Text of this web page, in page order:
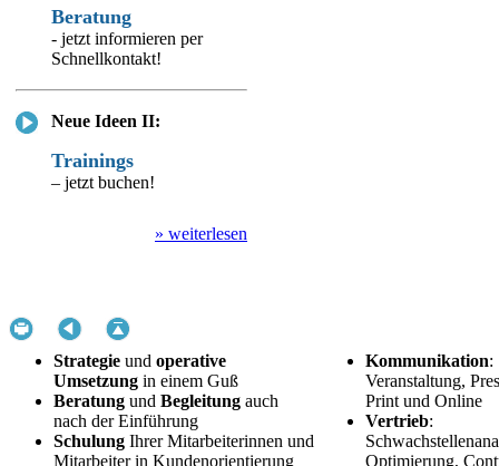
Beratung
- jetzt informieren per
Schnellkontakt!
Neue Ideen II:
Trainings
– jetzt buchen!
» weiterlesen
Strategie und operative
Umsetzung in einem Guß
Beratung und Begleitung auch
nach der Einführung
Schulung Ihrer Mitarbeiterinnen und
Mitarbeiter in Kundenorientierung
Kommunikation:
Veranstaltung,
Print und Online
Vertrieb:
Optimierung,